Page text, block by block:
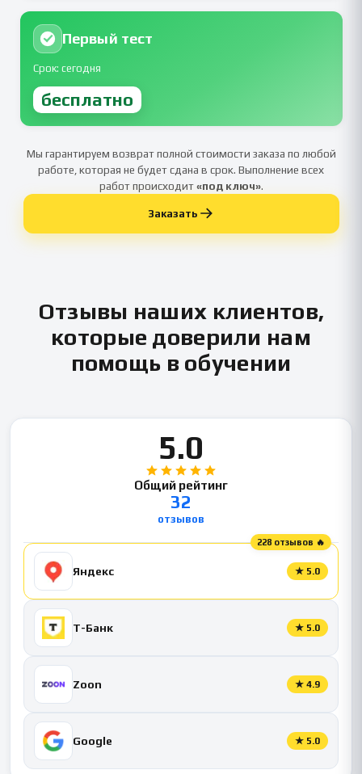
Первый тест
Срок: сегодня
бесплатно
Мы гарантируем возврат полной стоимости заказа по любой
работе, которая не будет сдана в срок. Выполнение всех
работ происходит«под ключ».
Заказать
Отзывы наших клиентов,
которые доверили нам
помощь в обучении
5.0
Общий рейтинг
32
отзывов
228 отзывов 🔥
Яндекс ★ 5.0
Т-Банк ★ 5.0
Zoon ★ 4.9
Google ★ 5.0